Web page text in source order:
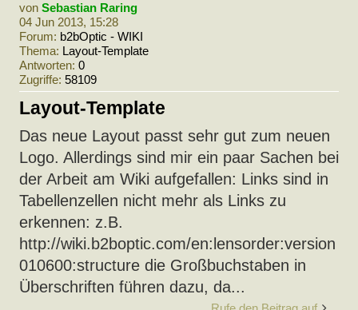
von Sebastian Raring
04 Jun 2013, 15:28
Forum: b2bOptic - WIKI
Thema: Layout-Template
Antworten: 0
Zugriffe: 58109
Layout-Template
Das neue Layout passt sehr gut zum neuen
Logo. Allerdings sind mir ein paar Sachen bei
der Arbeit am Wiki aufgefallen: Links sind in
Tabellenzellen nicht mehr als Links zu
erkennen: z.B.
http://wiki.b2boptic.com/en:lensorder:version
010600:structure die Großbuchstaben in
Überschriften führen dazu, da...